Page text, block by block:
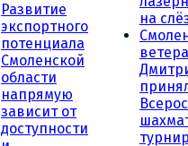
Развитие
экспортного
потенциала
Смоленской
области
напрямую
зависит от
доступности
на